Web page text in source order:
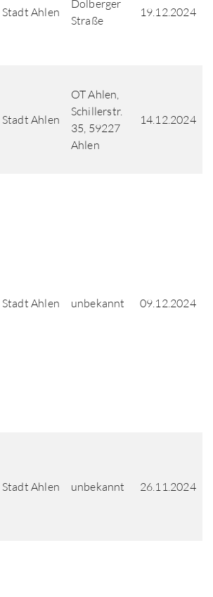
Stadt Ahlen
Dolberger
Straße
19.12.2024
Stadt Ahlen
OT Ahlen,
Schillerstr.
35, 59227
Ahlen
14.12.2024
Stadt Ahlen unbekannt 09.12.2024
Stadt Ahlen unbekannt 26.11.2024